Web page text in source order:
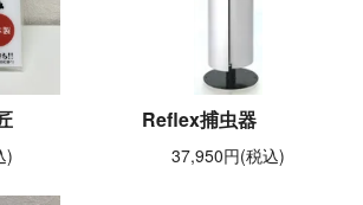
)
Reflex捕虫器
37,950円(税込)